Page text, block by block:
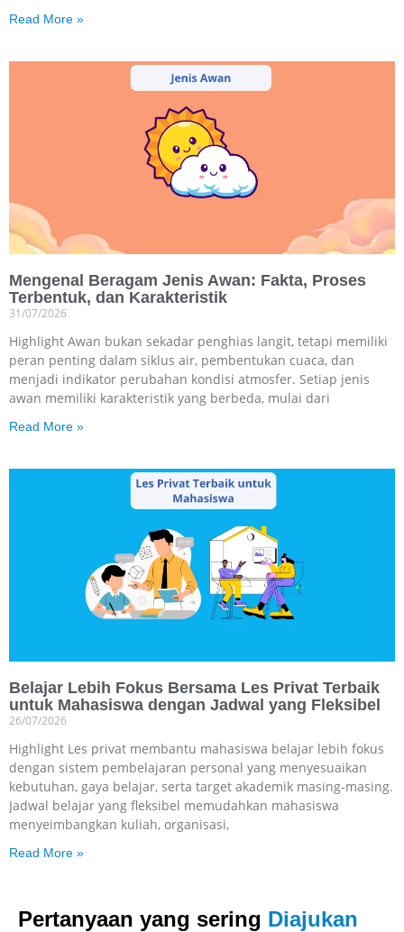
Read More »
Mengenal Beragam Jenis Awan: Fakta, Proses
Terbentuk, dan Karakteristik
31/07/2026
Highlight Awan bukan sekadar penghias langit, tetapi memiliki
peran penting dalam siklus air, pembentukan cuaca, dan
menjadi indikator perubahan kondisi atmosfer. Setiap jenis
awan memiliki karakteristik yang berbeda, mulai dari
Read More »
Belajar Lebih Fokus Bersama Les Privat Terbaik
untuk Mahasiswa dengan Jadwal yang Fleksibel
26/07/2026
Highlight Les privat membantu mahasiswa belajar lebih fokus
dengan sistem pembelajaran personal yang menyesuaikan
kebutuhan, gaya belajar, serta target akademik masing-masing.
Jadwal belajar yang fleksibel memudahkan mahasiswa
menyeimbangkan kuliah, organisasi,
Read More »
Pertanyaan yang sering Diajukan